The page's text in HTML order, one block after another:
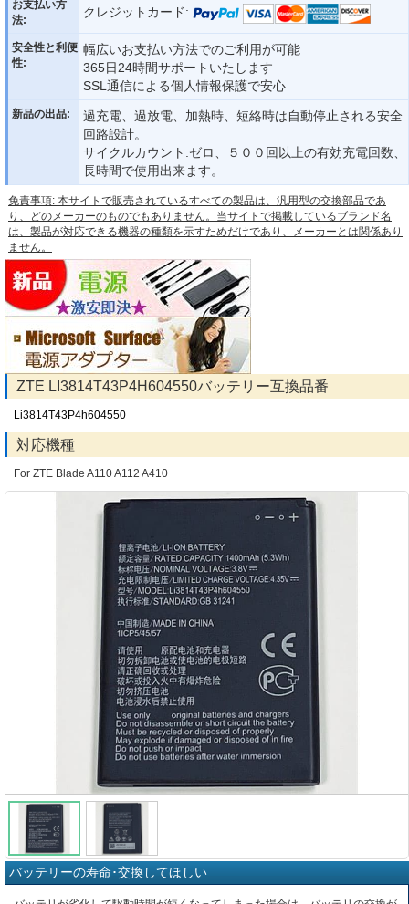
お支払い方
法:
クレジットカード:
安全性と利便
性:
幅広いお支払い方法でのご利用が可能
365日24時間サポートいたします
SSL通信による個人情報保護で安心
新品の出品:
過充電、過放電、加熱時、短絡時は自動停止される安全
回路設計。
サイクルカウント:ゼロ、５００回以上の有効充電回数、
長時間で使用出来ます。
免責事項: 本サイトで販売されているすべての製品は、汎用型の交換部品であ
り、どのメーカーのものでもありません。当サイトで掲載しているブランド名
は、製品が対応できる機器の種類を示すためだけであり、メーカーとは関係あり
ません。
ZTE LI3814T43P4H604550バッテリー互換品番
Li3814T43P4h604550
対応機種
For ZTE Blade A110 A112 A410
バッテリーの寿命･交換してほしい